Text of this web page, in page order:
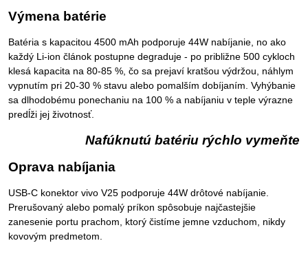
Výmena batérie
Batéria s kapacitou 4500 mAh podporuje 44W nabíjanie, no ako
každý Li-ion článok postupne degraduje - po približne 500 cykloch
klesá kapacita na 80-85 %, čo sa prejaví kratšou výdržou, náhlym
vypnutím pri 20-30 % stavu alebo pomalším dobíjaním. Vyhýbanie
sa dlhodobému ponechaniu na 100 % a nabíjaniu v teple výrazne
predĺži jej životnosť.
Nafúknutú batériu rýchlo vymeňte
Oprava nabíjania
USB-C konektor vivo V25 podporuje 44W drôtové nabíjanie.
Prerušovaný alebo pomalý príkon spôsobuje najčastejšie
zanesenie portu prachom, ktorý čistíme jemne vzduchom, nikdy
kovovým predmetom.